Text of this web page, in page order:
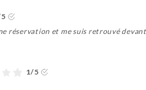
réservation et me suis retrouvé
1/5